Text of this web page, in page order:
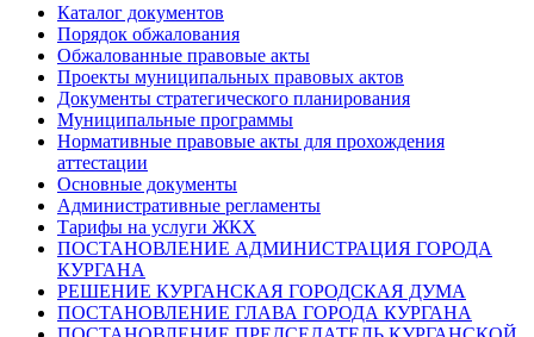
Каталог документов
Порядок обжалования
Обжалованные правовые акты
Проекты муниципальных правовых актов
Документы стратегического планирования
Муниципальные программы
Нормативные правовые акты для прохождения
аттестации
Основные документы
Административные регламенты
Тарифы на услуги ЖКХ
ПОСТАНОВЛЕНИЕ АДМИНИСТРАЦИЯ ГОРОДА
КУРГАНА
РЕШЕНИЕ КУРГАНСКАЯ ГОРОДСКАЯ ДУМА
ПОСТАНОВЛЕНИЕ ГЛАВА ГОРОДА КУРГАНА